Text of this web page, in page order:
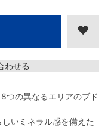
わせる
つの異なるエリアのブド
いミネラル感を備えた